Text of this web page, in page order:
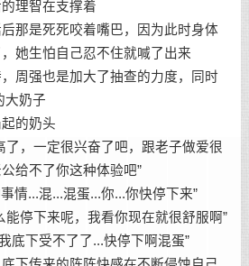
理智在支撑着
那是死死咬着嘴巴，因为此时身体
她生怕自己忍不住就喊了出来
周强也是加大了抽查的力度，同时
大奶子
的奶头
了，一定很兴奋了吧，跟老子做爱很
给不了你这种体验吧”
情...混...混蛋...你...你快停下来”
能停下来呢，我看你现在就很舒服啊”
底下受不了了...快停下啊混蛋”